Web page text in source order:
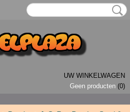
UW WINKELWAGEN
Geen producten (0)